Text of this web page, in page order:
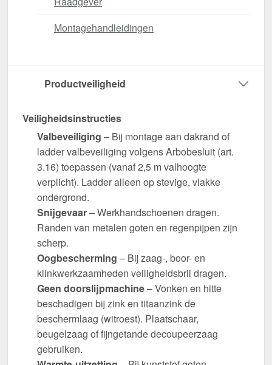
Montagehandleidingen
Productveiligheid
Veiligheidsinstructies
Valbeveiliging – Bij montage aan dakrand of
ladder valbeveiliging volgens Arbobesluit (art.
3.16) toepassen (vanaf 2,5 m valhoogte
verplicht). Ladder alleen op stevige, vlakke
ondergrond.
Snijgevaar– Werkhandschoenen dragen.
Randen van metalen goten en regenpijpen zijn
scherp.
Oogbescherming – Bij zaag-, boor- en
klinkwerkzaamheden veiligheidsbril dragen.
Geen doorslijpmachine– Vonken en hitte
beschadigen bij zink en titaanzink de
beschermlaag (witroest). Plaatschaar,
beugelzaag of fijngetande decoupeerzaag
gebruiken.